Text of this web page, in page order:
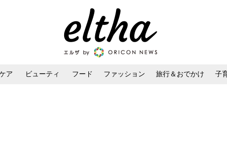
ア ビューティ フード ファッション 旅行＆おでかけ 子